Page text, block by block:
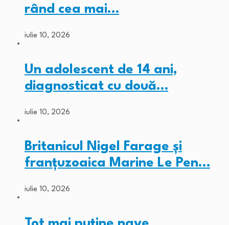
rând cea mai…
iulie 10, 2026
Un adolescent de 14 ani,
diagnosticat cu două…
iulie 10, 2026
Britanicul Nigel Farage și
franțuzoaica Marine Le Pen…
iulie 10, 2026